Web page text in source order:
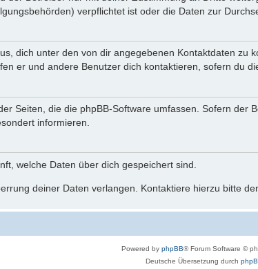
verpflichtet ist oder die Daten zur
dich unter den von dir angegebenen Kontaktdaten
er und andere Benutzer dich kontaktieren, sofern du
Seiten, die die phpBB-Software umfassen. Sofern
informieren.
welche Daten über dich gespeichert sind.
deiner Daten verlangen. Kontaktiere hierzu bitte
Powered by phpBB® Forum Software ©
Deutsche Übersetzung durch